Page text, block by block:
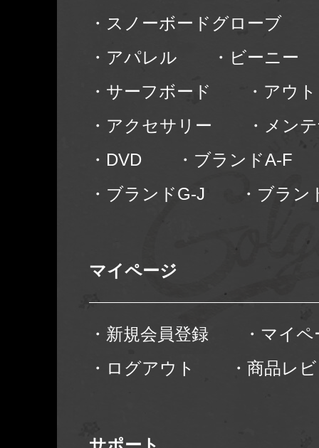
・スノーボードグローブ
・アパレル
・ビーニー
・サーフボード
・アウ
・アクセサリー
・メン
・DVD
・ブランドA-F
・ブランドG-J
・ブラン
マイページ
・新規会員登録
・マイ
・ログアウト
・商品レ